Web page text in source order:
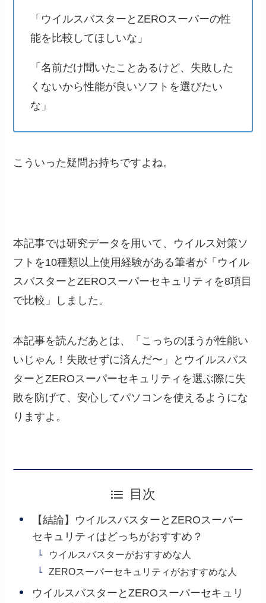
「ウイルスバスターとZEROスーパーの性
能を比較してほしいな」
「名前だけ聞いたことあるけど、失敗した
くないから性能が良いソフトを選びたい
な」
こういった疑問お持ちですよね。
本記事では研究データを用いて、ウイルス対策ソ
フトを10種類以上使用経験がある筆者が「ウイル
スバスターとZEROスーパーセキュリティを8項目
で比較」しました。
本記事を読んだあとは、「こっちのほうが性能い
いじゃん！失敗せずに済んだ〜」とウイルスバス
ターとZEROスーパーセキュリティを選ぶ際に失
敗を防げて、安心してパソコンを使えるようにな
りますよ。
目次
【結論】ウイルスバスターとZEROスーパー
セキュリティはどっちがおすすめ？
ウイルスバスターがおすすめな人
ZEROスーパーセキュリティがおすすめな人
ウイルスバスターとZEROスーパーセキュリ